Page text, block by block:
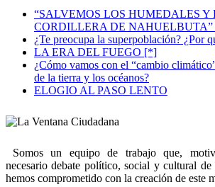
“SALVEMOS LOS HUMEDALES
CORDILLERA DE
¿Te preocupa la superpoblación? ¿Por
LA ERA DEL FUEGO [*]
¿Cómo vamos con el “cambio
de la tierra y los océanos?
ELOGIO AL PASO LENTO
Somos un equipo de trabajo que,
necesario debate político, social y cultural de
hemos comprometido con la creación de este